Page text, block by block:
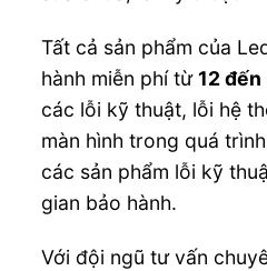
Tất cả sản phẩm của
hành miễn phí từ12
các lỗi kỹ thuật, lỗi hệ
màn hình trong quá
các sản phẩm lỗi kỹ
gian bảo hành.
Với đội ngũ tư vấn